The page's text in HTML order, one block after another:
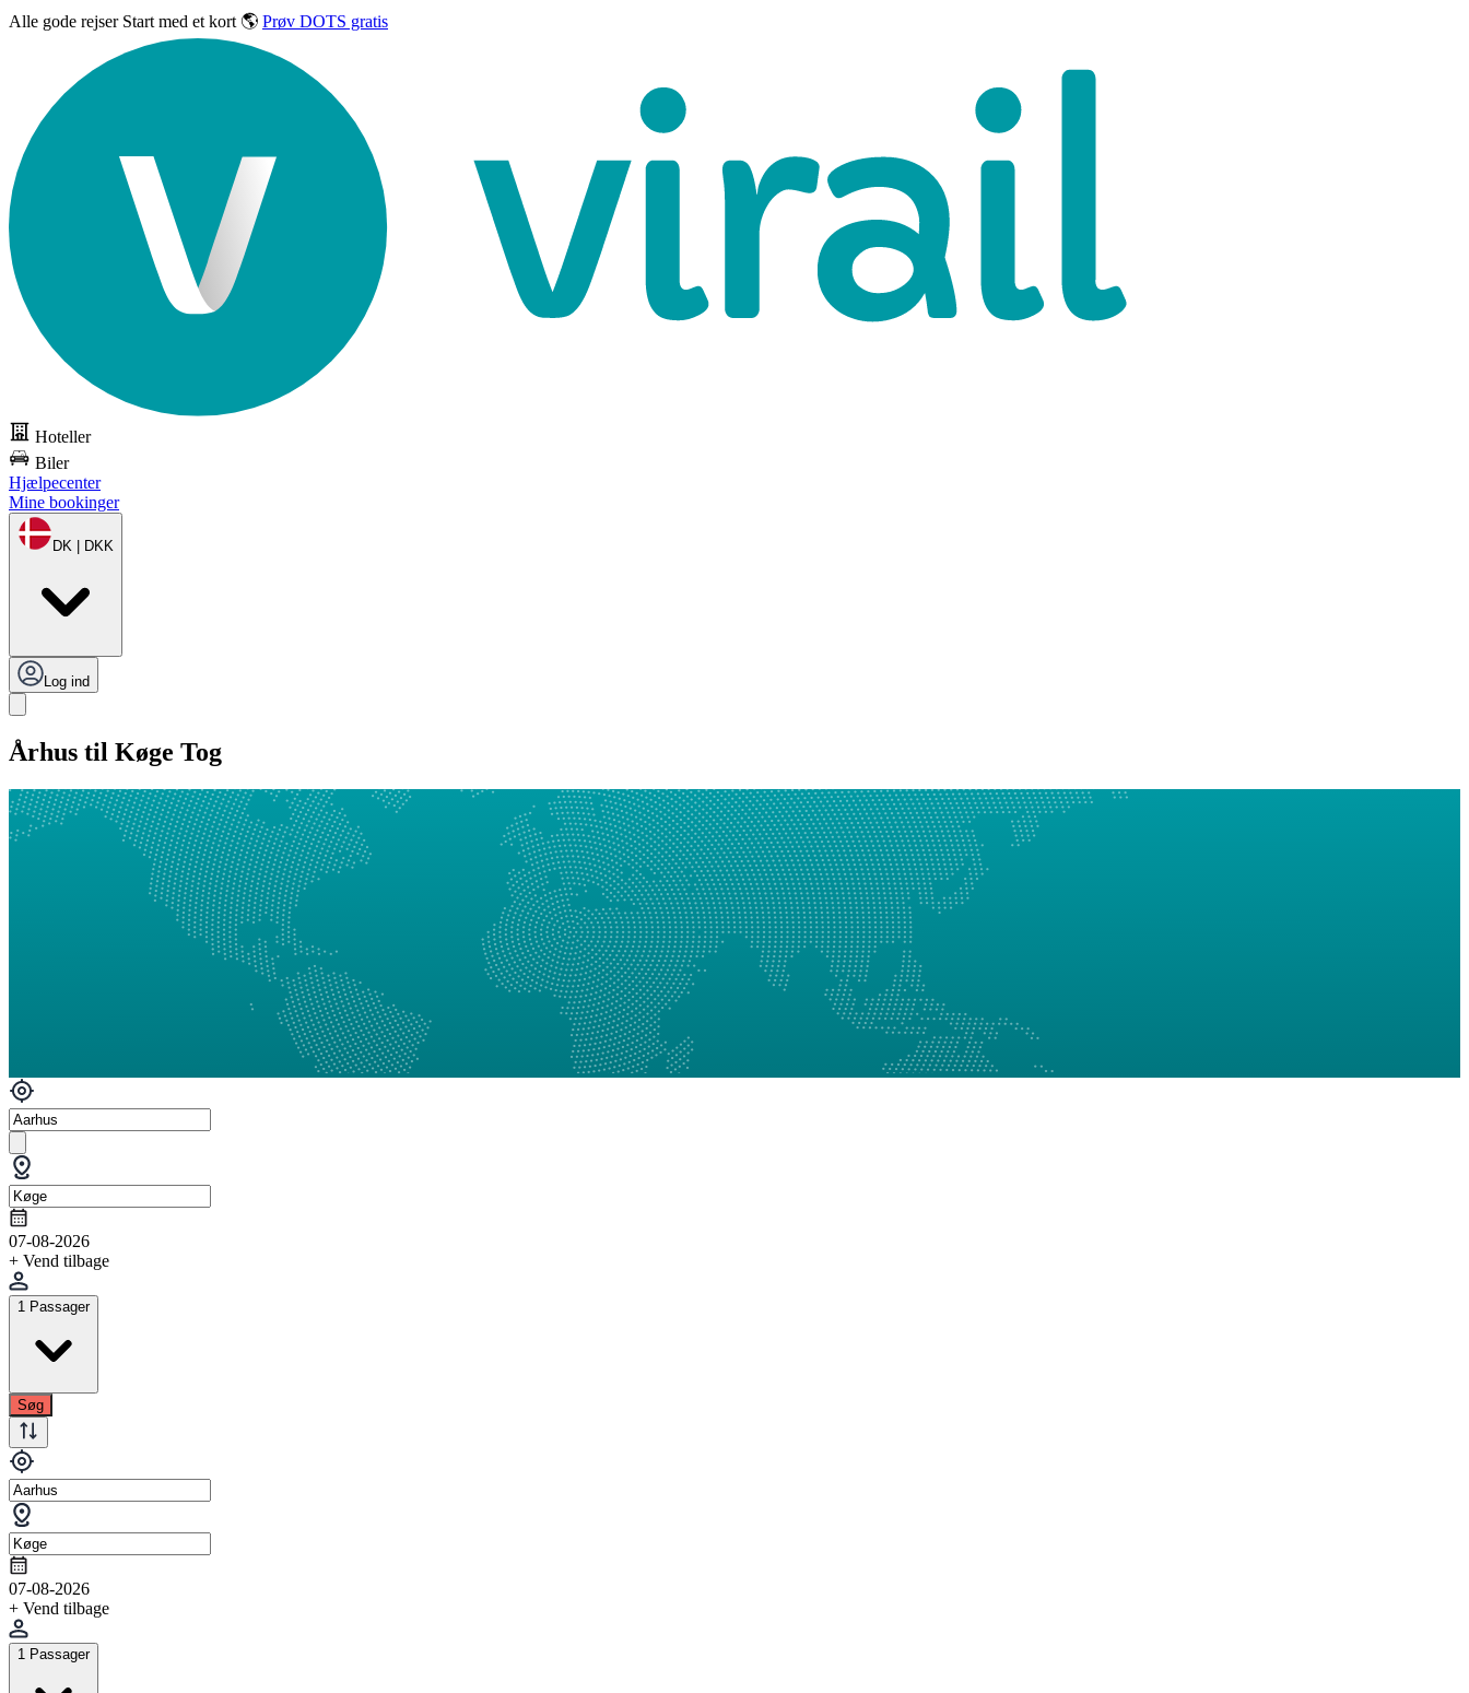
Alle gode rejser Start med et kort 🌎 Prøv DOTS gratis
Hoteller
Biler
Hjælpecenter
Mine bookinger
DK | DKK
Log ind
Århus til Køge Tog
07-08-2026
+ Vend tilbage
1 Passager
Søg
07-08-2026
+ Vend tilbage
1 Passager